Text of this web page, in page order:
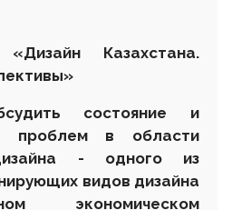
Казахстана.
состояние и
проблем в области
- одного из
видов дизайна
экономическом